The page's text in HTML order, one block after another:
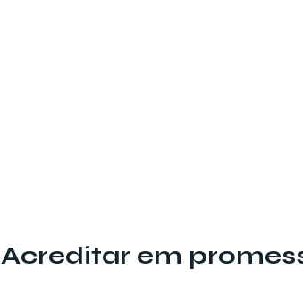
Acreditar em